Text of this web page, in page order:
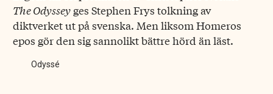
The Odyssey ges Stephen Frys tolkning av
diktverket ut på svenska. Men liksom Homeros
epos gör den sig sannolikt bättre hörd än läst.
Odyssé